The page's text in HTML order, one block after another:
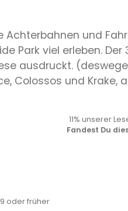
Achterbahnen und
Park viel erleben.
ausdruckt.
Colossos und
11% unserer
Fandest Du
oder früher